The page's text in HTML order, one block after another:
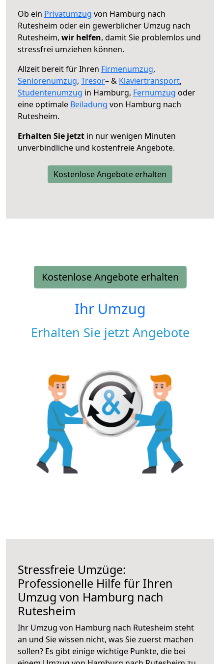
Ob ein Privatumzug von Hamburg nach
Rutesheim oder ein gewerblicher Umzug nach
Rutesheim, wir helfen, damit Sie problemlos und
stressfrei umziehen können.
Allzeit bereit für Ihren Firmenumzug,
Seniorenumzug, Tresor– & Klaviertransport,
Studentenumzug in Hamburg, Fernumzug oder
eine optimale Beiladung von Hamburg nach
Rutesheim.
Erhalten Sie jetzt in nur wenigen Minuten
unverbindliche und kostenfreie Angebote.
Kostenlose Angebote erhalten
Kostenlose Angebote erhalten
Ihr Umzug
Erhalten Sie jetzt Angebote
Stressfreie Umzüge:
Professionelle Hilfe für Ihren
Umzug von Hamburg nach
Rutesheim
Ihr Umzug von Hamburg nach Rutesheim steht
an und Sie wissen nicht, was Sie zuerst machen
sollen? Es gibt einige wichtige Punkte, die bei